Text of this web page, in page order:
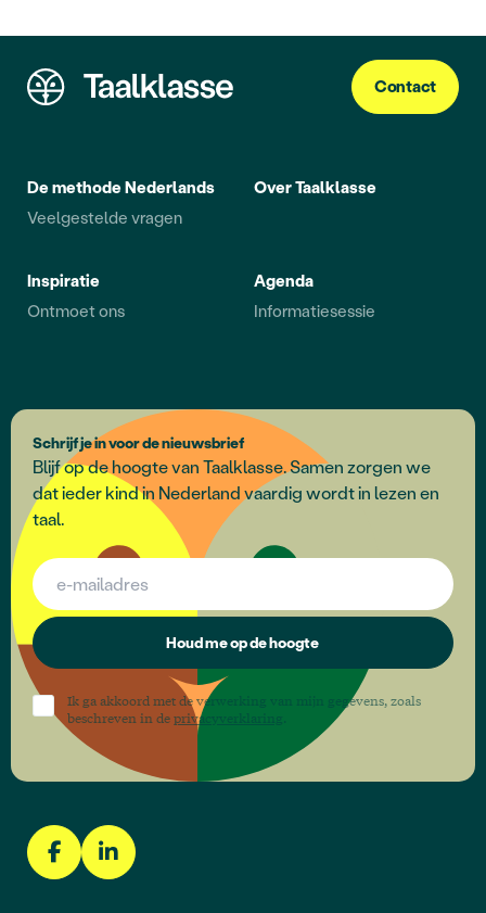
Contact
De methode Nederlands
Veelgestelde vragen
Over Taalklasse
Inspiratie
Ontmoet ons
Agenda
Informatiesessie
Schrijf je in voor de nieuwsbrief
Blijf op de hoogte van Taalklasse. Samen zorgen we
dat ieder kind in Nederland vaardig wordt in lezen en
taal.
Ik ga akkoord met de verwerking van mijn gegevens, zoals
beschreven in deprivacyverklaring.
Houd me op de hoogte